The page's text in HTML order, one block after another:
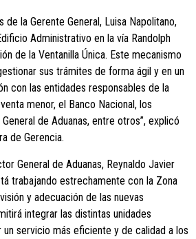
de la Gerente General, Luisa Napolitano,
Administrativo en la vía Randolph
de la Ventanilla Única. Este mecanismo
sus trámites de forma ágil y en un
con las entidades responsables de la
menor, el Banco Nacional, los
de Aduanas, entre otros”, explicó
de Gerencia.
General de Aduanas, Reynaldo Javier
trabajando estrechamente con la Zona
y adecuación de las nuevas
integrar las distintas unidades
servicio más eficiente y de calidad a los